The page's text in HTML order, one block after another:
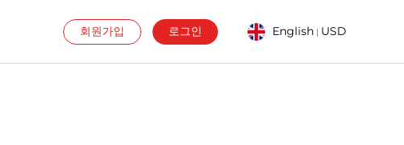
회원가입 로그인 English | USD